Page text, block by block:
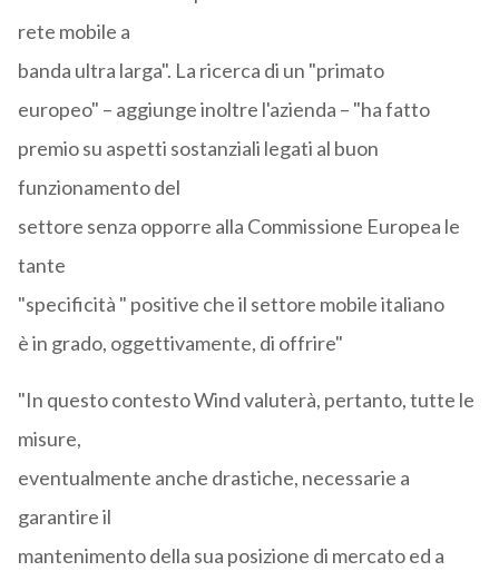
rete mobile a
banda ultra larga". La ricerca di un "primato
europeo" – aggiunge inoltre l'azienda – "ha fatto
premio su aspetti sostanziali legati al buon
funzionamento del
settore senza opporre alla Commissione Europea le
tante
"specificità " positive che il settore mobile italiano
è in grado, oggettivamente, di offrire"
"In questo contesto Wind valuterà, pertanto, tutte le
misure,
eventualmente anche drastiche, necessarie a
garantire il
mantenimento della sua posizione di mercato ed a